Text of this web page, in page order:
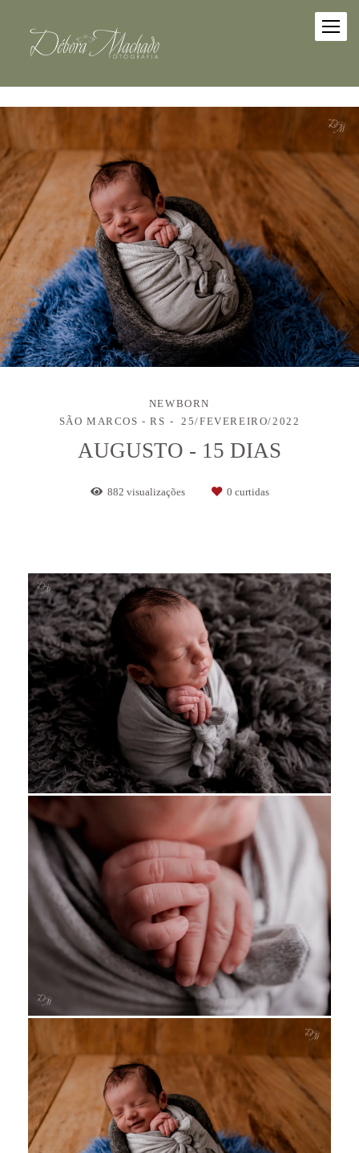
NEWBORN
SÃO MARCOS - RS
25/FEVEREIRO/2022
AUGUSTO - 15 DIAS
882 visualizações 0 curtidas